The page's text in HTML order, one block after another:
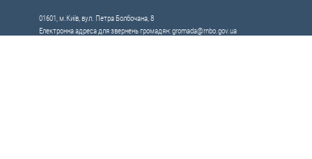
01601, м.Київ, вул. Петра Болбочана, 8
Електронна адреса для звернень громадян:gromada@rnbo.gov.ua